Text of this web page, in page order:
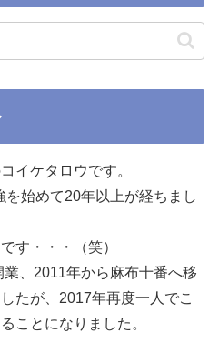
イケタロウです。
始めて20年以上が経ちまし
す・・・（笑）
、2011年から麻布十番へ移
たが、2017年再度一人でこ
ことになりました。